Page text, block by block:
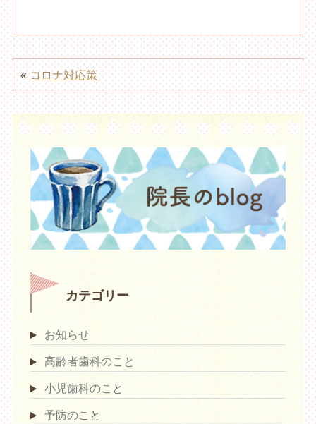
« コロナ対応策
カテゴリー
お知らせ
高齢者歯科のこと
小児歯科のこと
予防のこと